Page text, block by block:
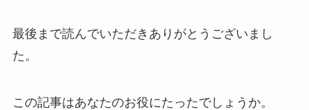
最後まで読んでいただきありがとうございまし
た。
この記事はあなたのお役にたったでしょうか。